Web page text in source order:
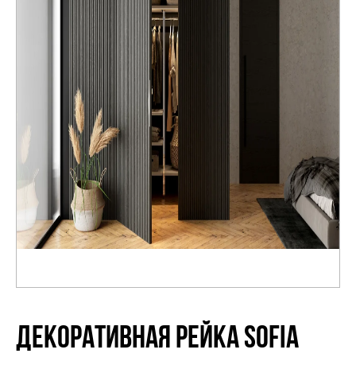
ДЕКОРАТИВНАЯ РЕЙКА SOFIA
Распродажа